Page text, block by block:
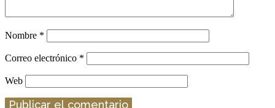
Nombre *
Correo electrónico *
Web